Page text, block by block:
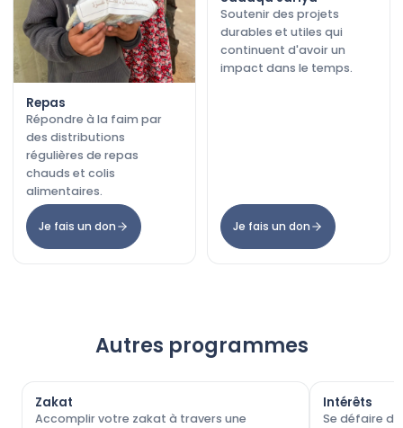
Repas
Répondre à la faim par
des distributions
régulières de repas
chauds et colis
alimentaires.
Je fais un don
Soutenir des projets
durables et utiles qui
continuent d'avoir un
impact dans le temps.
Je fais un don
Autres programmes
Zakat
Accomplir votre zakat à travers une
Intérêts
Se défaire